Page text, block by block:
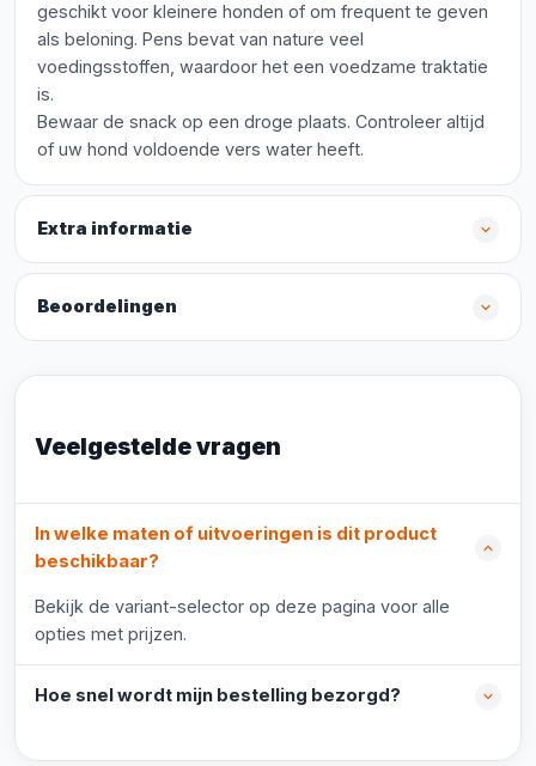
geschikt voor kleinere honden of om frequent te geven
als beloning. Pens bevat van nature veel
voedingsstoffen, waardoor het een voedzame traktatie
is.
Bewaar de snack op een droge plaats. Controleer altijd
of uw hond voldoende vers water heeft.
Extra informatie
Beoordelingen
Veelgestelde vragen
In welke maten of uitvoeringen is dit product
beschikbaar?
Bekijk de variant-selector op deze pagina voor alle
opties met prijzen.
Hoe snel wordt mijn bestelling bezorgd?